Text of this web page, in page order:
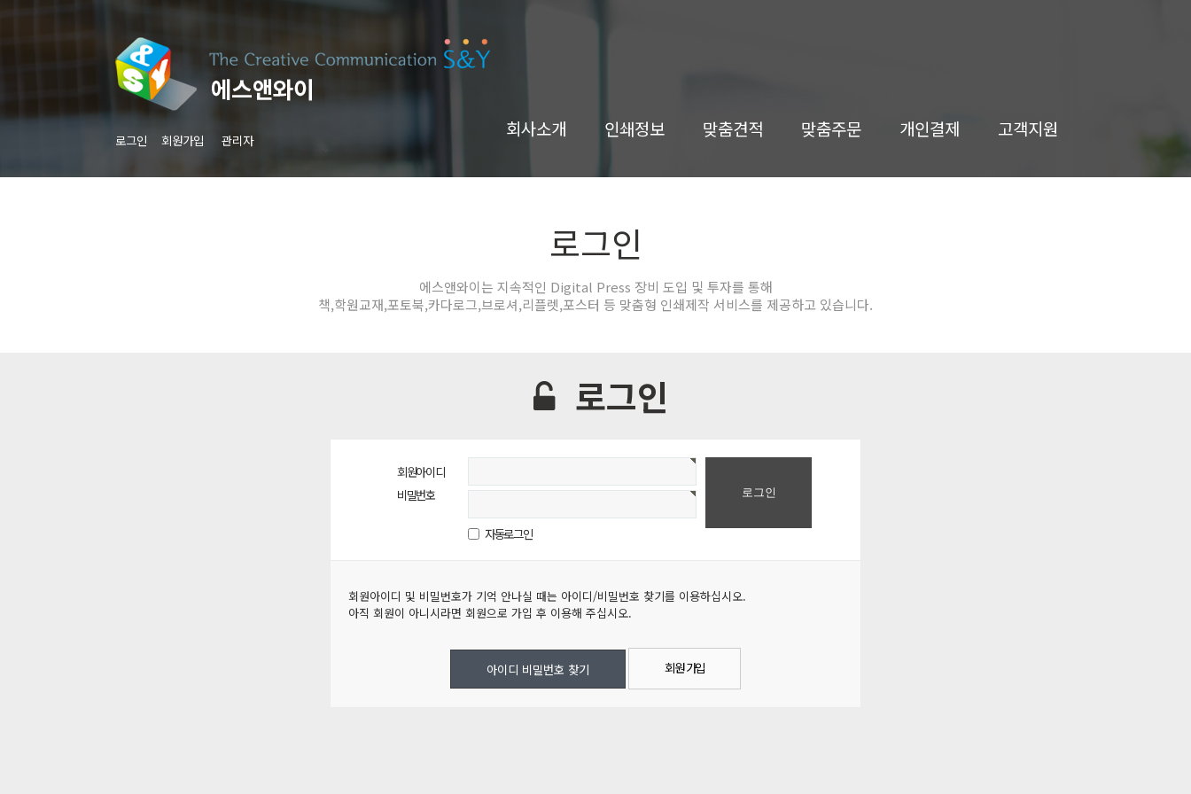
로그인 회원가입 관리자 회사소개 인쇄정보 맞춤견적 맞춤주문 개인결제 고객지원
로그인
에스앤와이는 지속적인 Digital Press 장비 도입 및 투자를 통해
책,학원교재,포토북,카다로그,브로셔,리플렛,포스터 등 맞춤형 인쇄제작 서비스를 제공하고 있습니다.
로그인
회원아이디
비밀번호
자동로그인
회원아이디 및 비밀번호가 기억 안나실 때는 아이디/비밀번호 찾기를 이용하십시오.
아직 회원이 아니시라면 회원으로 가입 후 이용해 주십시오.
아이디 비밀번호 찾기 회원 가입